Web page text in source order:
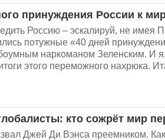
принуждения России к
Россию – эскалируй, не имея
потужные «40 дней
наркоманом Зеленским. И
этого переможного нахрюка.
кто сожрёт мир
Джей Ди Вэнса преемником.